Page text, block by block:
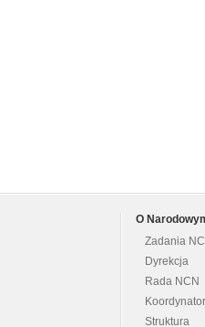
O
Zadania
Dyrekcja
Rada NCN
Struktura